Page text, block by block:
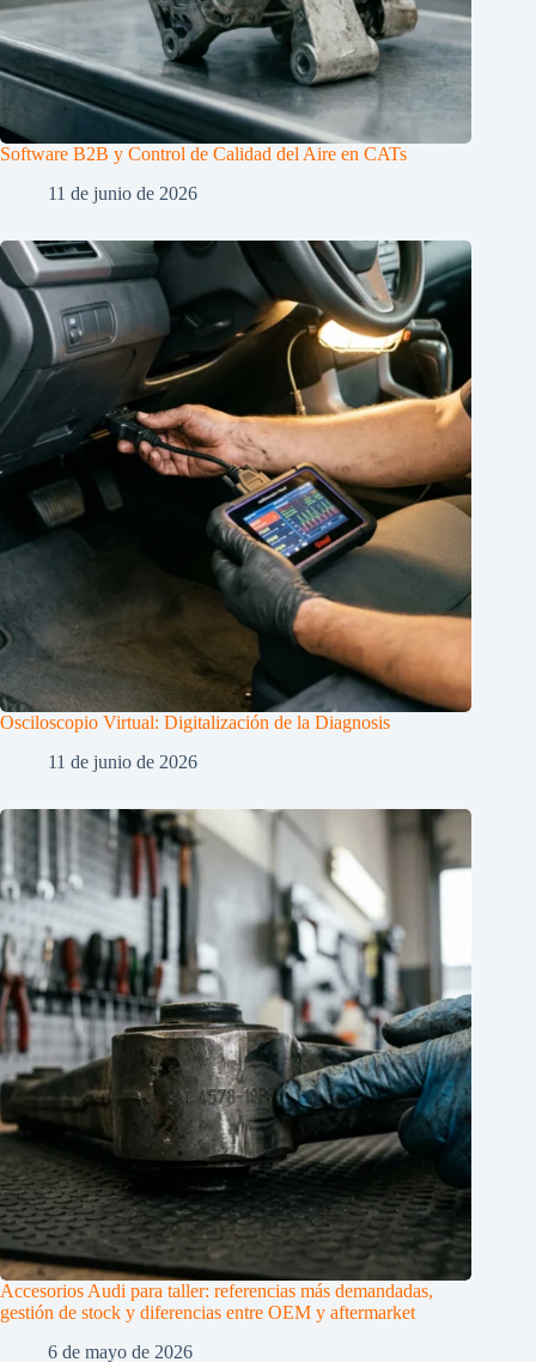
Software B2B y Control de Calidad del Aire en CATs
11 de junio de 2026
Osciloscopio Virtual: Digitalización de la Diagnosis
11 de junio de 2026
Accesorios Audi para taller: referencias más demandadas,
gestión de stock y diferencias entre OEM y aftermarket
6 de mayo de 2026